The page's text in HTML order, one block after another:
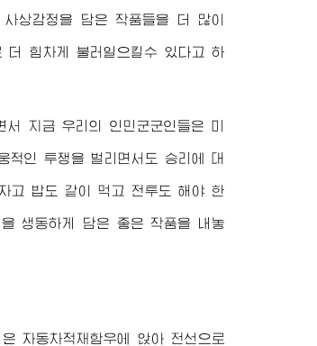
상감정을 담은 작품들을 더 많이
힘차게 불러일으킬수 있다고 하
지금 우리의 인민군군인들은 미
적인 투쟁을 벌리면서도 승리에 대
고 밥도 같이 먹고 전투도 해야 한
생동하게 담은 좋은 작품을 내놓
자동차적재함우에 앉아 전선으로